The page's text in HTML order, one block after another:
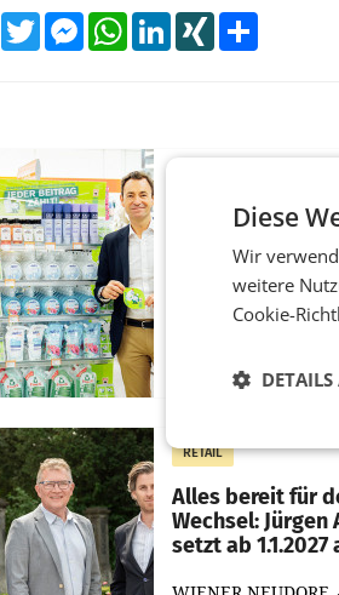
FacebookTwitter MessengerWhatsAppLinkedInXING
Eine Bühne für
Zirkularität: ARA
Müller
POS über
Recycling Austria
Helden“ in allen
österreichischen
RETAIL
Alles bereit für
Wechsel: Jürgen
setzt ab 1.1.2027
Diese
Wir
weitere
Cookie-